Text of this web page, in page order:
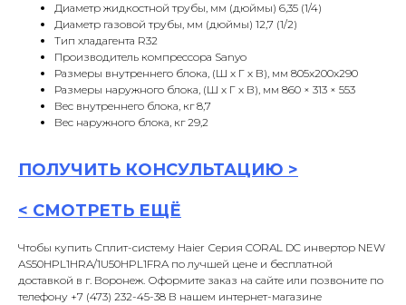
Диаметр жидкостной трубы, мм (дюймы) 6,35 (1/4)
Диаметр газовой трубы, мм (дюймы) 12,7 (1/2)
Тип хладагента R32
Производитель компрессора Sanyo
Размеры внутреннего блока, (Ш х Г х В), мм 805x200x290
Размеры наружного блока, (Ш х Г х В), мм 860 × 313 × 553
Вес внутреннего блока, кг 8,7
Вес наружного блока, кг 29,2
ПОЛУЧИТЬ КОНСУЛЬТАЦИЮ >
< СМОТРЕТЬ ЕЩЁ
Чтобы купить Сплит-систему Haier Серия CORAL DC инвертор NEW
AS50HPL1HRA/1U50HPL1FRA по лучшей цене и бесплатной
доставкой в г. Воронеж. Оформите заказ на сайте или позвоните по
телефону +7 (473) 232-45-38 В нашем интернет-магазине